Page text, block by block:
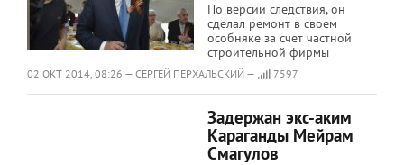
По версии следствия, он
сделал ремонт в своем
особняке за счет частной
строительной фирмы
02 ОКТ 2014, 08:26 — СЕРГЕЙ ПЕРХАЛЬСКИЙ — 7597
Задержан экс-аким
Караганды Мейрам
Смагулов